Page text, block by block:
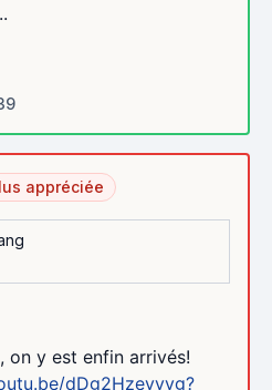
appréciée
on y est enfin arrivés!
dDg2Hzeyyvg?